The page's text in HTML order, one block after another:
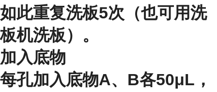
如此重复洗板5次（也可用洗
板机洗板）。
加入底物
每孔加入底物A、B各50μL，